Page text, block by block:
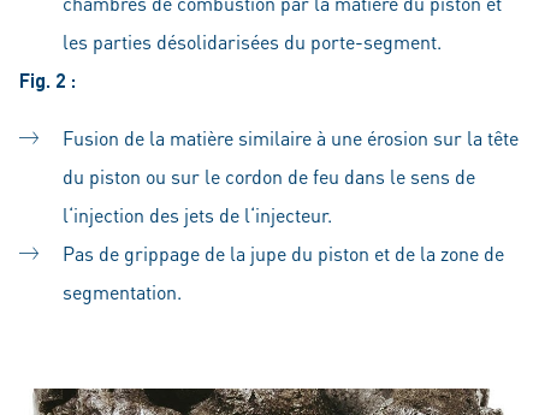
les parties désolidarisées du porte-segment.
Fig. 2 :
Fusion de la matière similaire à une érosion sur la tête
du piston ou sur le cordon de feu dans le sens de
l‘injection des jets de l‘injecteur.
Pas de grippage de la jupe du piston et de la zone de
segmentation.